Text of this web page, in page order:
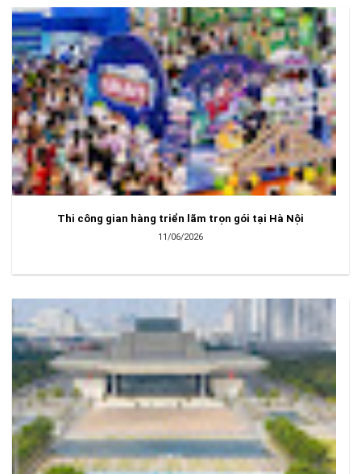
Thi công gian hàng triển lãm trọn gói tại Hà Nội
11/06/2026